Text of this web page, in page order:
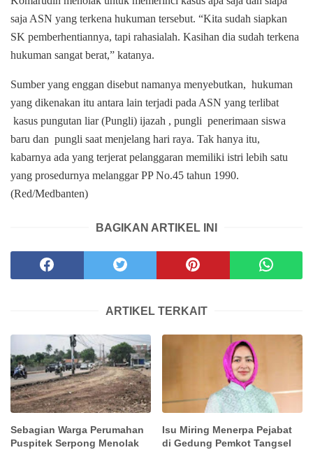
saja ASN yang terkena hukuman tersebut. “Kita sudah siapkan
SK pemberhentiannya, tapi rahasialah. Kasihan dia sudah terkena
hukuman sangat berat,” katanya.
Sumber yang enggan disebut namanya menyebutkan, hukuman
yang dikenakan itu antara lain terjadi pada ASN yang terlibat
kasus pungutan liar (Pungli) ijazah , pungli penerimaan siswa
baru dan pungli saat menjelang hari raya. Tak hanya itu,
kabarnya ada yang terjerat pelanggaran memiliki istri lebih satu
yang prosedurnya melanggar PP No.45 tahun 1990.
(Red/Medbanten)
BAGIKAN ARTIKEL INI
ARTIKEL TERKAIT
Sebagian Warga Perumahan
Puspitek Serpong Menolak
Isu Miring Menerpa Pejabat
di Gedung Pemkot Tangsel